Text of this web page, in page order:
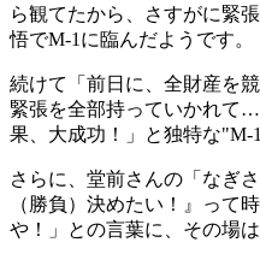
ら観てたから、さすがに緊
悟でM-1に臨んだようです。
続けて「前日に、全財産を
緊張を全部持っていかれて
果、大成功！」と独特な"M-
さらに、堂前さんの「なぎ
（勝負）決めたい！』って
や！」との言葉に、その場